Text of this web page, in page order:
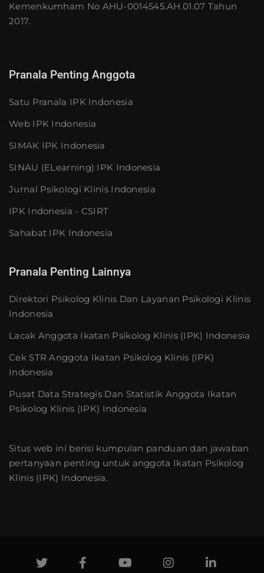
Kemenkumham No AHU-0014545.AH.01.07 Tahun
2017.
Pranala Penting Anggota
Satu Pranala IPK Indonesia
Web IPK Indonesia
SIMAK IPK Indonesia
SINAU (eLearning) IPK Indonesia
Jurnal Psikologi Klinis Indonesia
IPK Indonesia - CSIRT
Sahabat IPK Indonesia
Pranala Penting Lainnya
Direktori Psikolog Klinis Dan Layanan Psikologi Klinis
Indonesia
Lacak Anggota Ikatan Psikolog Klinis (IPK) Indonesia
Cek STR Anggota Ikatan Psikolog Klinis (IPK)
Indonesia
Pusat Data Strategis Dan Statistik Anggota Ikatan
Psikolog Klinis (IPK) Indonesia
Situs web ini berisi kumpulan panduan dan jawaban
pertanyaan penting untuk anggota Ikatan Psikolog
Klinis (IPK) Indonesia.